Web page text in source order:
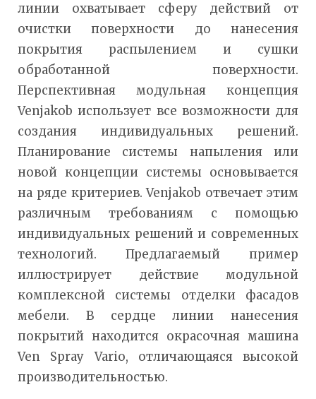
линии охватывает сферу действий от
очистки поверхности до нанесения
покрытия распылением и сушки
обработанной поверхности.
Перспективная модульная концепция
Venjakob использует все возможности для
создания индивидуальных решений.
Планирование системы напыления или
новой концепции системы основывается
на ряде критериев. Venjakob отвечает этим
различным требованиям с помощью
индивидуальных решений и современных
технологий. Предлагаемый пример
иллюстрирует действие модульной
комплексной системы отделки фасадов
мебели. В сердце линии нанесения
покрытий находится окрасочная машина
Ven Spray Vario, отличающаяся высокой
производительностью.